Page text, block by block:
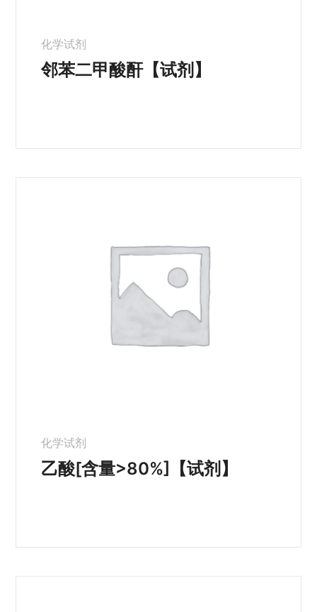
化学试剂
邻苯二甲酸酐【试剂】
化学试剂
乙酸[含量>80%]【试剂】